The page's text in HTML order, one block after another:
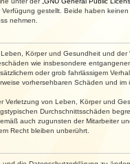
gestellt. Beide haben
nehmen.
Körper und Gesundheit und
wie insbesondere
oder grob fahrlässigem
vorhersehbaren Schäden und
von Leben, Körper und
Durchschnittsschäden
auch zugunsten der Mitarbeiter
Recht bleiben unberührt.